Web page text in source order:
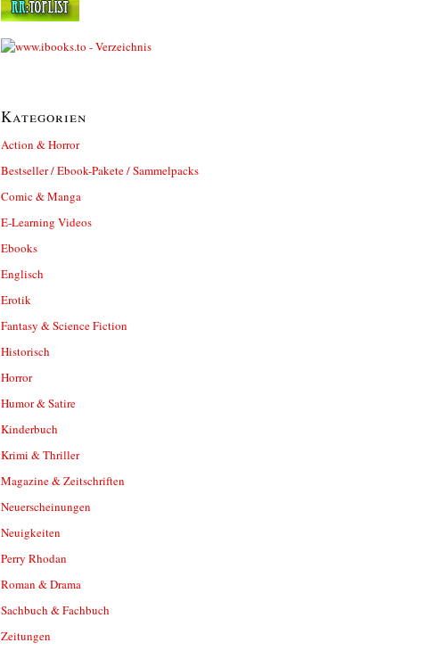
Kategorien
Action & Horror
Bestseller / Ebook-Pakete / Sammelpacks
Comic & Manga
E-Learning Videos
Ebooks
Englisch
Erotik
Fantasy & Science Fiction
Historisch
Horror
Humor & Satire
Kinderbuch
Krimi & Thriller
Magazine & Zeitschriften
Neuerscheinungen
Neuigkeiten
Perry Rhodan
Roman & Drama
Sachbuch & Fachbuch
Zeitungen